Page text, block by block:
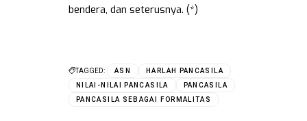
bendera, dan seterusnya. (*)
TAGGED: ASN
HARLAH PANCASILA
NILAI-NILAI PANCASILA
PANCASILA
PANCASILA SEBAGAI FORMALITAS